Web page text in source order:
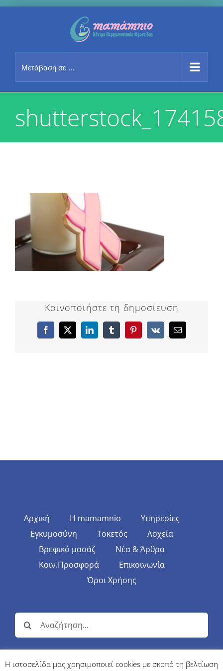
Μετάβαση σε ...
Κοινοποιήστε τη δημοσίευση
Facebook
X LinkedInTumblrPinterest
Vk Email
Αρχική Η mamamnio
Υπηρεσίες
Εγκυμοσύνη
Τοκετός
Λοχεία
Βρεφικό μασάζ
Νέα & Άρθρα
Κοιν.Προσφορά
Επικοινωνία
Όροι Χρήσης
Αναζήτηση
για:
Η ιστοσελίδα μας χρησιμοποιεί cookies με σκοπό τη βελτίωση